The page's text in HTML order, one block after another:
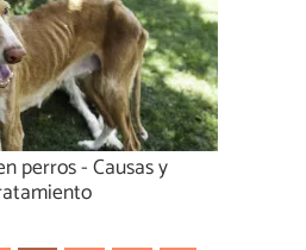
perros - Causas y